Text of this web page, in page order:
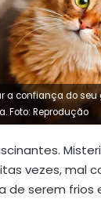
a confiança do seu
Foto: Reprodução
vezes, mal
de serem frios